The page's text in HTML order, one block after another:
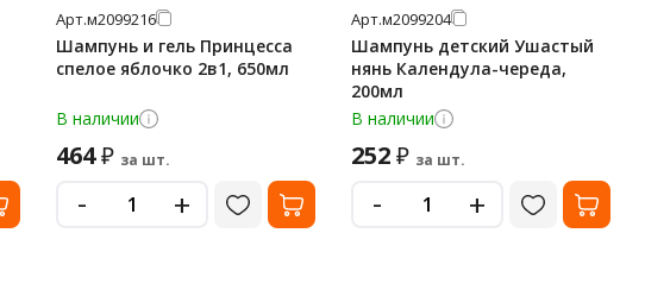
Арт.м2099216
Шампунь и гель Принцесса
спелое яблочко 2в1, 650мл
В наличии
464₽ за шт.
- +
Арт.м2099204
Шампунь детский Ушастый
нянь Календула-череда,
200мл
В наличии
252₽ за шт.
- +